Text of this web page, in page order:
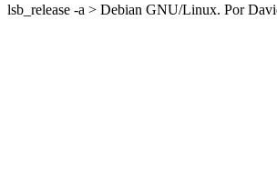
lsb_release -a > Debian GNU/Linux. Por